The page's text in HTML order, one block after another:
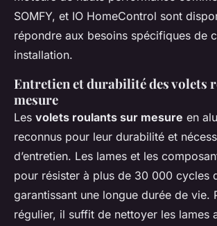
SOMFY, et IO HomeControl sont
répondre aux besoins spécifiques de
installation.
Entretien et durabilité des volets
mesure
Les volets roulants sur mesure en
reconnus pour leur durabilité et
d’entretien. Les lames et les
pour résister à plus de 30 000 cycles
garantissant une longue durée de vie.
régulier, il suffit de nettoyer les lames